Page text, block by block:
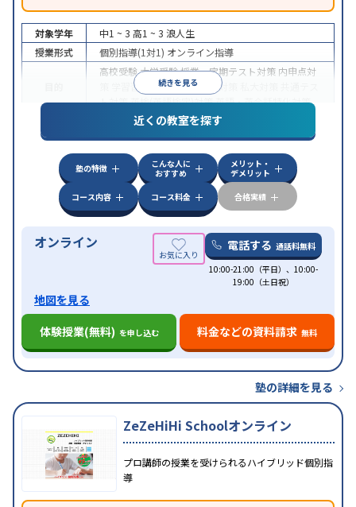
続きを見る
対象学年 中1 ~ 3 高1 ~ 3 浪人生
授業形式
個別指導(1対1) オンライン指導
高校受験大学受験授業・定期テスト対策 内申点対
学習習慣の定着国公立大対策
ト対策英検(英語検定)対策英語・英会話特化対策
特徴
中高一貫校生に対応授業の振替可能
学習にPC・タブレットを利用オンライン対応1
科目から受講可能
近くの教室を探す
塾の特徴
こんな人に
おすすめ
メリット・
デメリット
コース内容
コース料金 合格実績
オンライン 電話する 通話料無料
10:00-21:00（平日）、10:00-
19:00（土日祝）
地図を見る
体験授業(無料) を申し込む 料金などの資料請求 無料
塾の詳細を見る
ZeZeHiHi Schoolオンライン
プロ講師の授業を受けられるハイブリッド個別指
導